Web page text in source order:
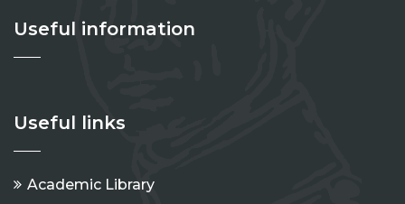
Useful information
Useful links
Academic Library